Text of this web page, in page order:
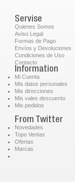
Servise
Quienes Somos
Aviso Legal
Formas de Pago
Envíos y Devoluciones
Condiciones de Uso
Contacto
Information
Mi Cuenta
Mis datos personales
Mis direcciones
Mis vales descuento
Mis pedidos
From Twitter
Novedades
Topo Ventas
Ofertas
Marcas